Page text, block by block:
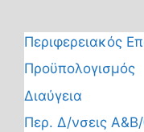
Περιφερειακός
Προϋπολογισμός
Διαύγεια
Περ. Δ/νσεις